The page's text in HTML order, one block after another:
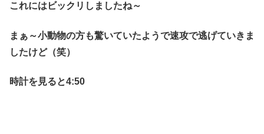
これにはビックリしましたね～
まぁ～小動物の方も驚いていたようで速攻で逃げていきま
したけど（笑）
時計を見ると4:50